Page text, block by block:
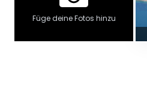
Füge deine Fotos hinzu